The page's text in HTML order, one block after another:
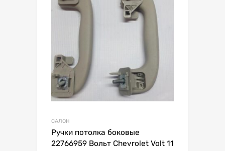
САЛОН
Ручки потолка боковые
22766959 Вольт Chevrolet Volt 11